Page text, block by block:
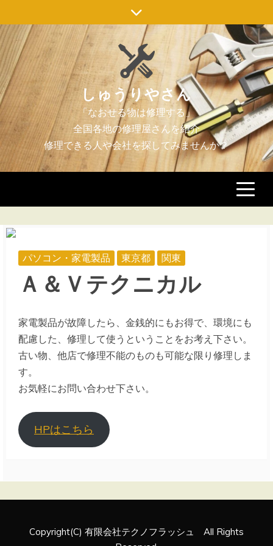
to
content
しゅうりやさん
パソコン・家電製品 東京都 関東
Ａ＆Ｖテクニカル
家電製品が故障したら、金銭的にもお得で、環境にも
配慮した、修理して使うということをお考え下さい。
古い物、他店で修理不能のものも可能な限り修理しま
す。
お気軽にお問い合わせ下さい。
HPはこちら
Copyright(C) 有限会社テクノフラッシュ All Rights